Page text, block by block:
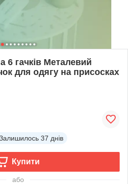
6 гачків Металевий
для одягу на присосках
37 днів
Купити
або